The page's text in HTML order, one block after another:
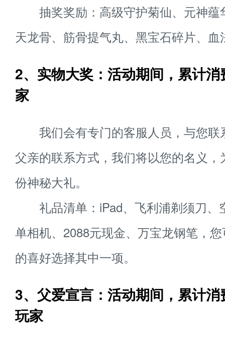
抽奖奖励：高级守护菊仙、元神蕴
天龙骨、筋骨提气丸、黑宝石碎片、血
2、实物大奖：活动期间，累计
家
我们会有专门的客服人员，与您联
父亲的联系方式，我们将以您的名义
份神秘大礼。
礼品清单：iPad、飞利浦剃须刀、
单相机、2088元现金、万宝龙钢笔，
的喜好选择其中一项。
3、父爱宣言：活动期间，累计
玩家